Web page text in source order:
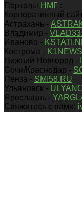
Порталы НМГ :
Корпоративный
Астрахань -
Владимир -
Иваново -
Кострома -
Нижний Новгород -
Сочи/Краснодар -
Пенза - SMI58.RU
Ульяновск -
Ярославль -
Свяжитесь с нами: